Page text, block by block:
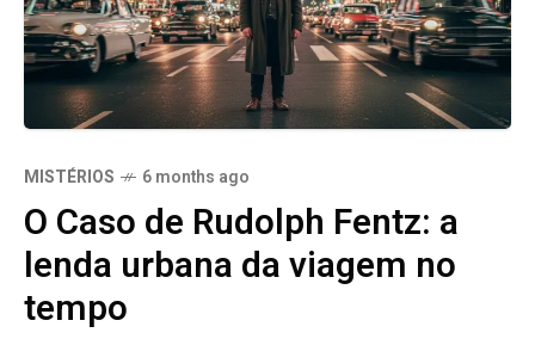
MISTÉRIOS 6 months ago
O Caso de Rudolph Fentz: a
lenda urbana da viagem no
tempo